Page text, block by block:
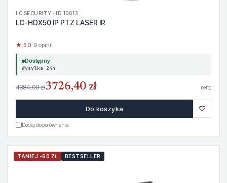
LC SECURITY · ID 10613
LC-HDX50 IP PTZ LASER IR
★ 5.0· 9 opinii
Dostępny
Wysyłka 24h
4384,00 zł3726,40 zł netto
Do koszyka ♡
Dodaj do porównania
TANIEJ -60 ZŁ BESTSELLER